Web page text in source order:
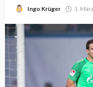
Ingo Krüger 1.